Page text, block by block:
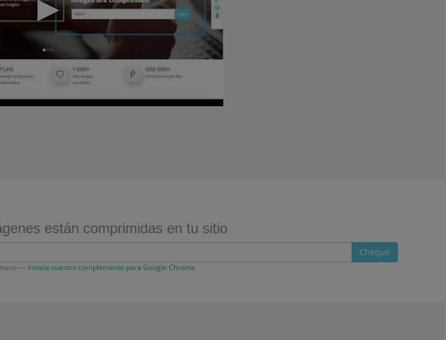
están comprimidas en tu sitio
Cheque
— instala nuestro complemento para Google Chrome